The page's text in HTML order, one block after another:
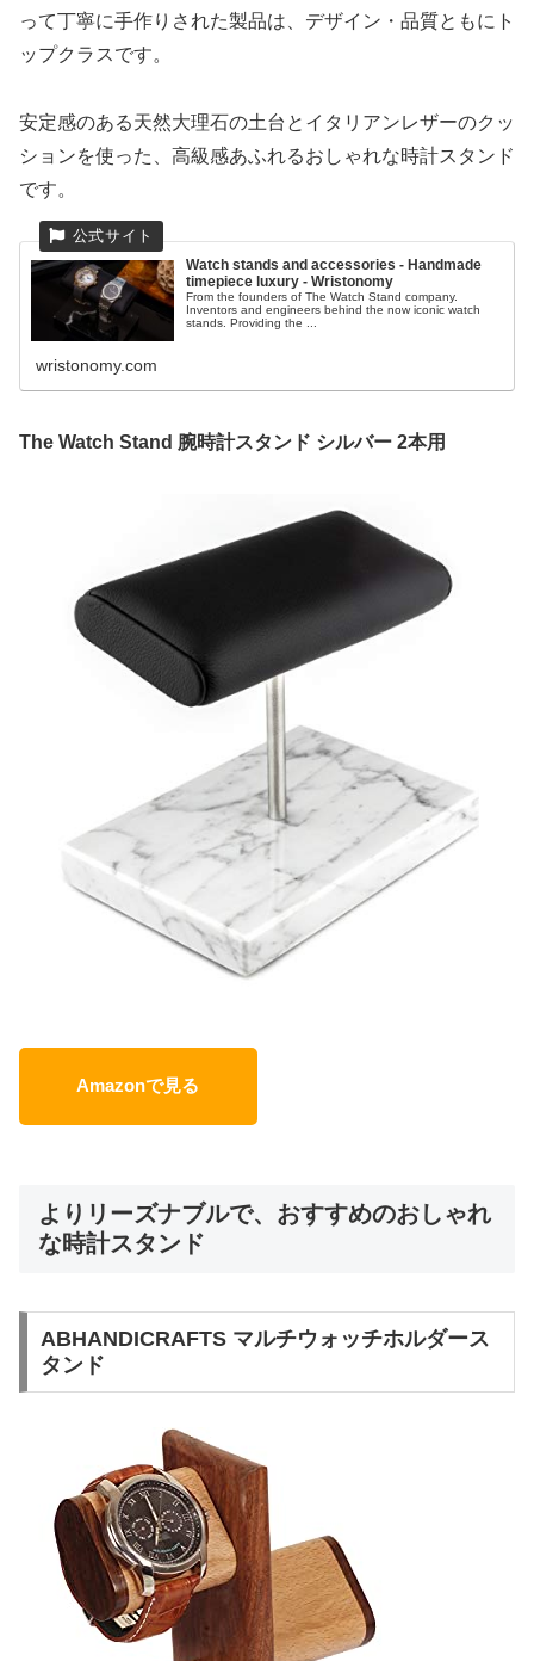
って丁寧に手作りされた製品は、デザイン・品質ともにト
ップクラスです。
安定感のある天然大理石の土台とイタリアンレザーのクッ
ションを使った、高級感あふれるおしゃれな時計スタンド
です。
Watch stands and accessories - Handmade
timepiece luxury - Wristonomy
From the founders of The Watch Stand company.
Inventors and engineers behind the now iconic watch
stands. Providing the ...
wristonomy.com
The Watch Stand 腕時計スタンド シルバー 2本用
Amazonで見る
よりリーズナブルで、おすすめのおしゃれ
な時計スタンド
ABHANDICRAFTS マルチウォッチホルダース
タンド